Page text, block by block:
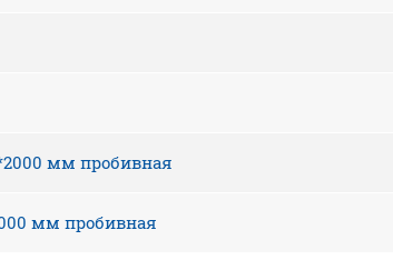
мм пробивная
мм пробивная